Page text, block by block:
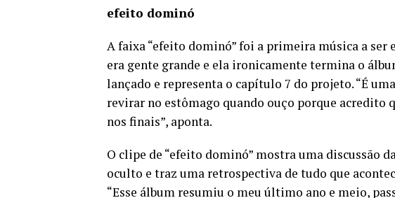
efeito dominó
A faixa “efeito dominó” foi a primeira música a ser
era gente grande e ela ironicamente termina o
lançado e representa o capítulo 7 do projeto. “É
revirar no estômago quando ouço porque acredito
nos finais”, aponta.
O clipe de “efeito dominó” mostra uma discussão
oculto e traz uma retrospectiva de tudo que
“Esse álbum resumiu o meu último ano e meio,